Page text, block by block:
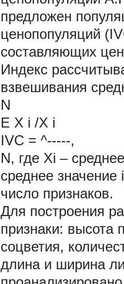
предложен
ценопопуляций
составляющих
Индекс
взвешивания
N
E X i /X i
IVC = ^-----,
N, где Xi –
среднее значение
число признаков.
Для построения
признаки: высота
соцветия,
длина и ширина